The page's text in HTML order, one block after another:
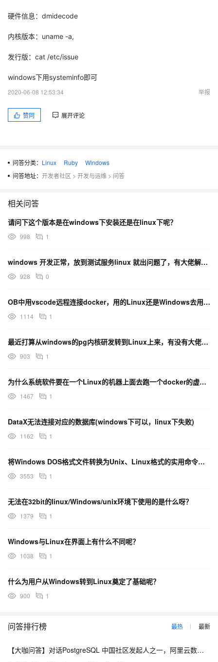
硬件信息：dmidecode
内核版本：uname -a,
发行版：cat /etc/issue
windows下用systeminfo即可
2020-06-08 12:53:34
举报
赞同 展开评论
问答分类： Linux Ruby
Windows
问答地址： 开发者社区 > 开发与运维 > 问答
相关问答
请问下这个版本是在windows下安装还是在linux下呢？
998 1
windows 开发正常，放到测试服务linux 就出问题了，有大佬解决过吗
928 0
OB中用vscode远程连接docker，用的Linux还是Windows去用这个docker的呀？
1114 1
最近打算从windows的pg内核研发转到Linux上来，有没有大佬用Linux然后ssh连上在wi
903 1
为什么系统软件要在一个Linux的机器上面去跑一个docker的虚拟机，里面要跑一个Windows啊
1467 1
DataX无法连接对应的数据库(windows下可以，linux下失败)
1162 1
将Windows DOS格式文件转换为Unix、Linux格式的实用命令是什么呀？
3553 1
无法在32bit的linux/Windows/unix环境下使用的是什么呀？
1379 1
Windows与Linux在界面上有什么不同呢？
1038 1
什么为用户从Windows转到Linux奠定了基础呢？
900 1
问答排行榜 最热 最新
【大咖问答】对话PostgreSQL 中国社区发起人之一，阿里云数据库高级专家 德哥